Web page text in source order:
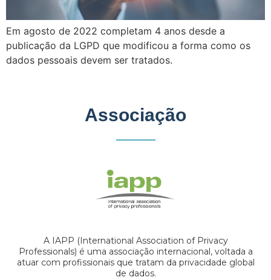
Em agosto de 2022 completam 4 anos desde a
publicação da LGPD que modificou a forma como os
dados pessoais devem ser tratados.
Associação
A IAPP (International Association of Privacy
Professionals) é uma associação internacional, voltada a
atuar com profissionais que tratam da privacidade global
de dados.